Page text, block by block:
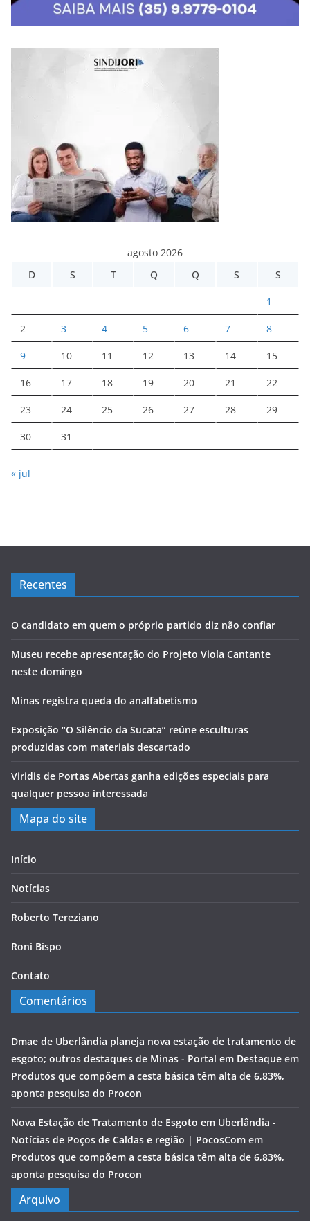
agosto 2026
D
S T Q Q S S
1
2 3 4 5 6 7 8
9 10 11 12 13 14 15
16 17 18 19 20 21 22
23 24 25 26 27 28 29
30 31
« jul
Recentes
O candidato em quem o próprio partido diz não confiar
Museu recebe apresentação do Projeto Viola Cantante
neste domingo
Minas registra queda do analfabetismo
Exposição “O Silêncio da Sucata” reúne esculturas
produzidas com materiais descartado
Viridis de Portas Abertas ganha edições especiais para
qualquer pessoa interessada
Mapa do site
Início
Notícias
Roberto Tereziano
Roni Bispo
Contato
Comentários
Dmae de Uberlândia planeja nova estação de tratamento de
esgoto; outros destaques de Minas - Portal em Destaque em
Produtos que compõem a cesta básica têm alta de 6,83%,
aponta pesquisa do Procon
Nova Estação de Tratamento de Esgoto em Uberlândia -
Notícias de Poços de Caldas e região | PocosCom em
Produtos que compõem a cesta básica têm alta de 6,83%,
aponta pesquisa do Procon
Arquivo